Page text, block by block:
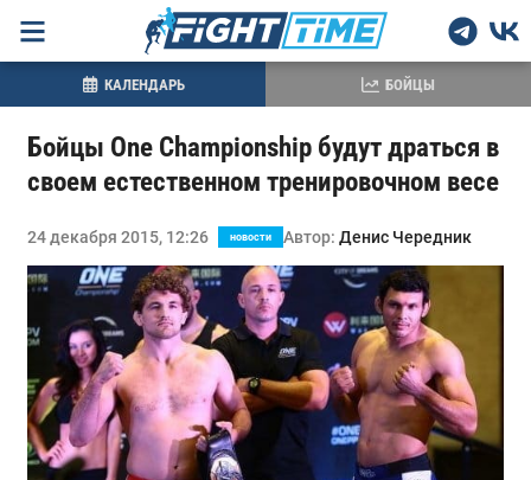
Бойцы One Championship будут драться в
своем естественном тренировочном весе
24 декабря 2015, 12:26 Автор: Денис Чередник
новости
КАЛЕНДАРЬ БОЙЦЫ